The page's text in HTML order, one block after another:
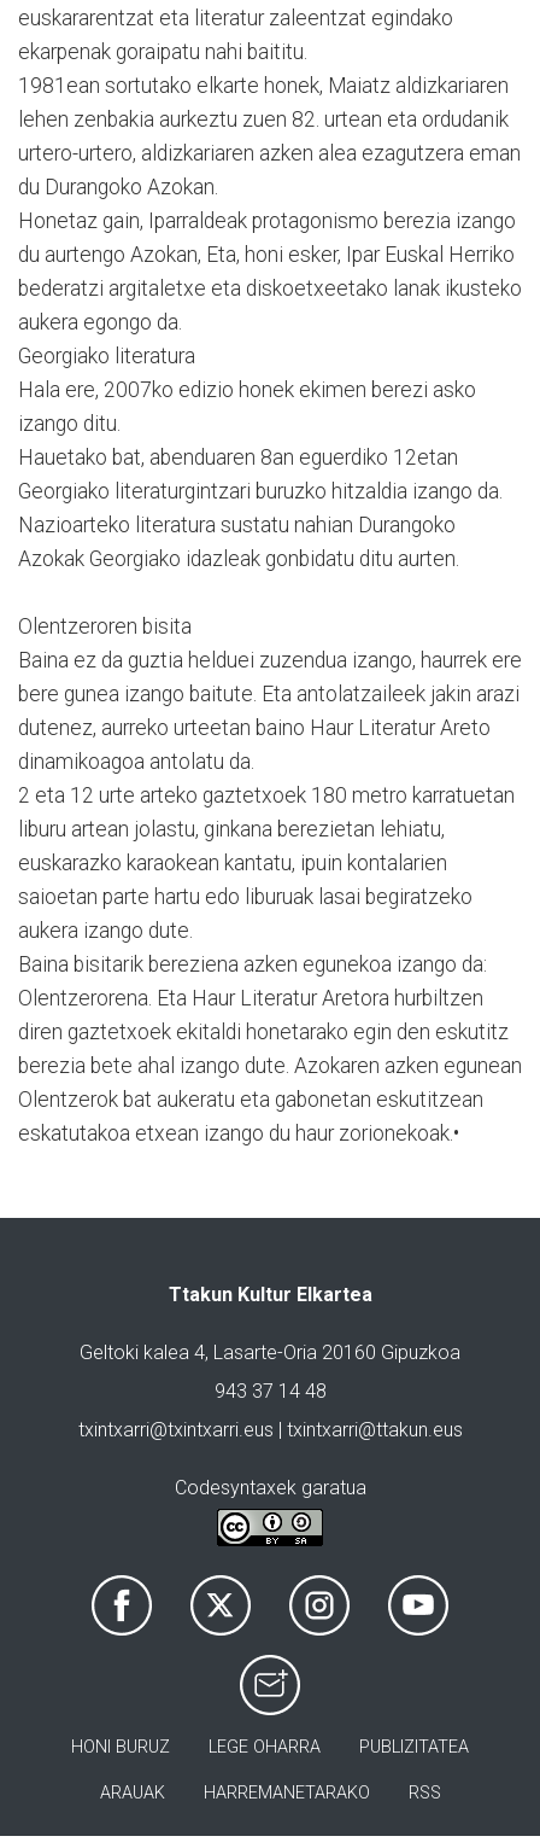
euskararentzat eta literatur zaleentzat egindako
ekarpenak goraipatu nahi baititu.
1981ean sortutako elkarte honek, Maiatz aldizkariaren
lehen zenbakia aurkeztu zuen 82. urtean eta ordudanik
urtero-urtero, aldizkariaren azken alea ezagutzera eman
du Durangoko Azokan.
Honetaz gain, Iparraldeak protagonismo berezia izango
du aurtengo Azokan, Eta, honi esker, Ipar Euskal Herriko
bederatzi argitaletxe eta diskoetxeetako lanak ikusteko
aukera egongo da.
Georgiako literatura
Hala ere, 2007ko edizio honek ekimen berezi asko
izango ditu.
Hauetako bat, abenduaren 8an eguerdiko 12etan
Georgiako literaturgintzari buruzko hitzaldia izango da.
Nazioarteko literatura sustatu nahian Durangoko
Azokak Georgiako idazleak gonbidatu ditu aurten.
Olentzeroren bisita
Baina ez da guztia helduei zuzendua izango, haurrek ere
bere gunea izango baitute. Eta antolatzaileek jakin arazi
dutenez, aurreko urteetan baino Haur Literatur Areto
dinamikoagoa antolatu da.
2 eta 12 urte arteko gaztetxoek 180 metro karratuetan
liburu artean jolastu, ginkana berezietan lehiatu,
euskarazko karaokean kantatu, ipuin kontalarien
saioetan parte hartu edo liburuak lasai begiratzeko
aukera izango dute.
Baina bisitarik bereziena azken egunekoa izango da:
Olentzerorena. Eta Haur Literatur Aretora hurbiltzen
diren gaztetxoek ekitaldi honetarako egin den eskutitz
berezia bete ahal izango dute. Azokaren azken egunean
Olentzerok bat aukeratu eta gabonetan eskutitzean
eskatutakoa etxean izango du haur zorionekoak.•
Ttakun Kultur Elkartea
Geltoki kalea 4, Lasarte-Oria 20160 Gipuzkoa
943 37 14 48
txintxarri@txintxarri.eus | txintxarri@ttakun.eus
Codesyntaxek garatua
HONI BURUZ LEGE OHARRA PUBLIZITATEA
ARAUAK HARREMANETARAKO RSS